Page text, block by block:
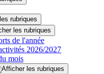
de l'année
2026/2027
mois